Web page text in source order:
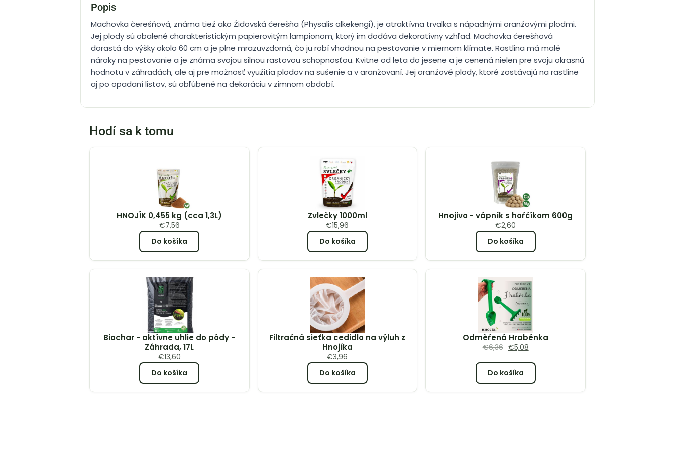
Popis
Machovka čerešňová, známa tiež ako Židovská čerešňa (Physalis alkekengi), je atraktívna trvalka s nápadnými oranžovými plodmi.
Jej plody sú obalené charakteristickým papierovitým lampionom, ktorý im dodáva dekoratívny vzhľad. Machovka čerešňová
dorastá do výšky okolo 60 cm a je plne mrazuvzdorná, čo ju robí vhodnou na pestovanie v miernom klímate. Rastlina má malé
nároky na pestovanie a je známa svojou silnou rastovou schopnosťou. Kvitne od leta do jesene a je cenená nielen pre svoju okrasnú
hodnotu v záhradách, ale aj pre možnosť využitia plodov na sušenie a v aranžovaní. Jej oranžové plody, ktoré zostávajú na rastline
aj po opadaní listov, sú obľúbené na dekoráciu v zimnom období.
Hodí sa k tomu
HNOJÍK 0,455 kg (cca 1,3L)
€7,56
Do košíka
Zvlečky 1000ml
€15,96
Do košíka
Hnojivo - vápník s hořčíkom 600g
€2,60
Do košíka
Biochar - aktívne uhlie do pôdy -
Záhrada, 17L
€13,60
Do košíka
Filtračná sieťka cedidlo na výluh z
Hnojíka
€3,96
Do košíka
Odměřená Hraběnka
€6,36 €5,08
Do košíka